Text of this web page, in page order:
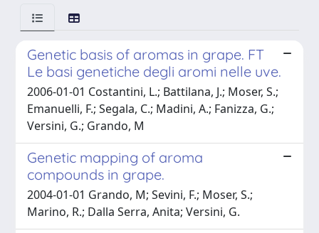
Genetic basis of aromas in grape. FT
Le basi genetiche degli aromi nelle uve.
2006-01-01 Costantini, L.; Battilana, J.; Moser, S.;
Emanuelli, F.; Segala, C.; Madini, A.; Fanizza, G.;
Versini, G.; Grando, M
Genetic mapping of aroma
compounds in grape.
2004-01-01 Grando, M; Sevini, F.; Moser, S.;
Marino, R.; Dalla Serra, Anita; Versini, G.